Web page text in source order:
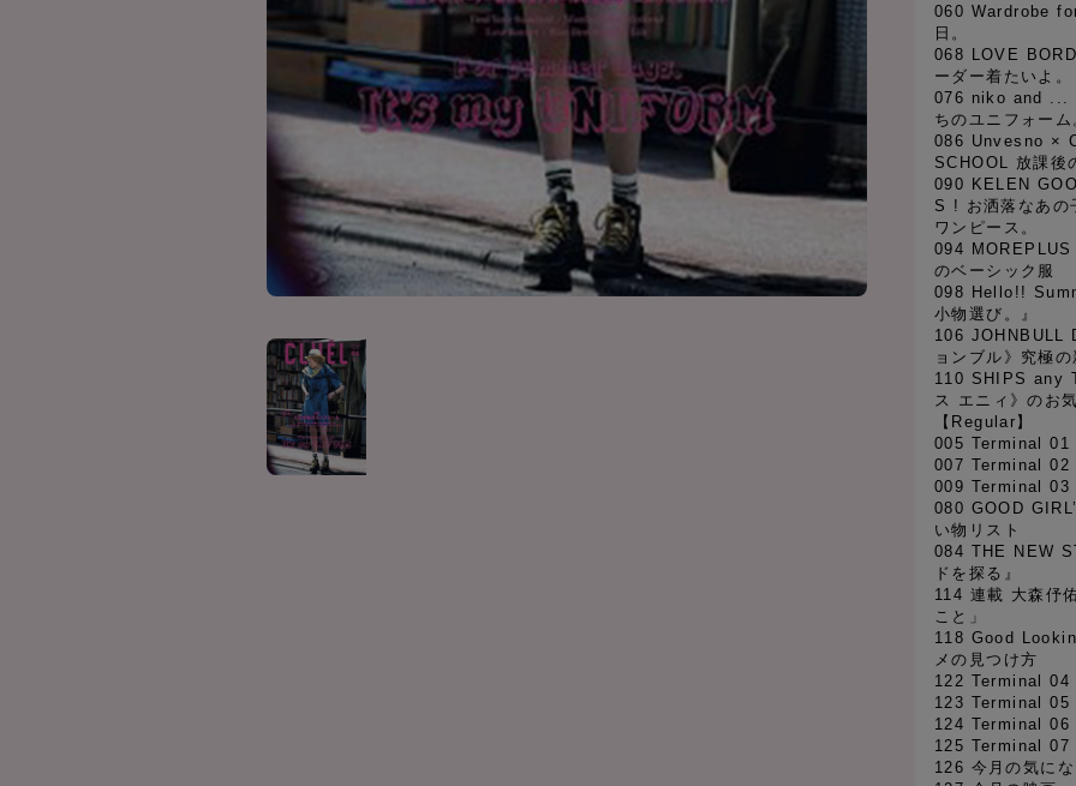
060 Wardrobe
日。
068 LOVE
ーダー着たいよ。
076 niko and ...
ちのユニフォーム
086 Unvesno ×
SCHOOL 放課後
090 KELEN
S ! お洒落なあの
ワンピース。
094 MOREPLUS
のベーシック服
098 Hello!!
小物選び。』
106 JOHNBULL
ョンブル》究極
110 SHIPS any
ス エニィ》のお
【Regular】
005 Terminal 01
007 Terminal 02
009 Terminal
080 GOOD
い物リスト
084 THE NEW
ドを探る』
114 連載 大森伃
こと」
118 Good
メの見つけ方
122 Terminal
123 Terminal
124 Terminal 06
125 Terminal
126 今月の気に